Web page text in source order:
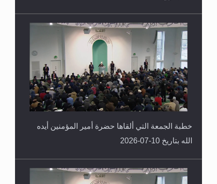
خطبة الجمعة التي ألقاها حضرة أمير المؤمنين أيده
الله بتاريخ 10-07-2026